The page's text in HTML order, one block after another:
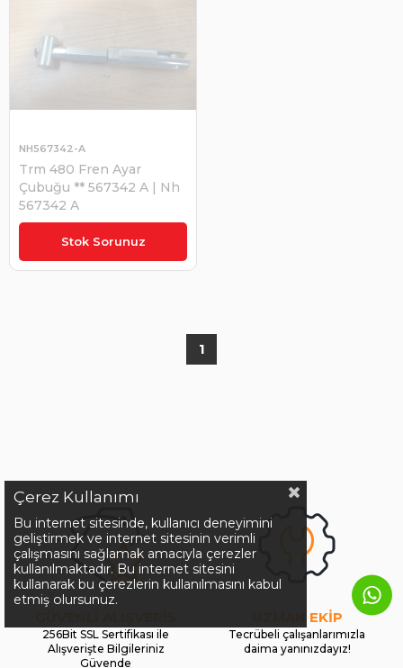
Stok Sorunuz
Trm 480 Fren Ayar
Çubuğu ** 567342 A | Nh
567342 A
NH567342-A
₺1.040,00
1
256Bit SSL Sertifikası ile
Alışverişte Bilgileriniz
Güvende
UZMAN EKİP
Tecrübeli çalışanlarımızla
daima yanınızdayız!
Çerez Kullanımı
Bu internet sitesinde, kullanıcı deneyimini
geliştirmek ve internet sitesinin verimli
çalışmasını sağlamak amacıyla çerezler
kullanılmaktadır. Bu internet sitesini
kullanarak bu çerezlerin kullanılmasını kabul
etmiş olursunuz.